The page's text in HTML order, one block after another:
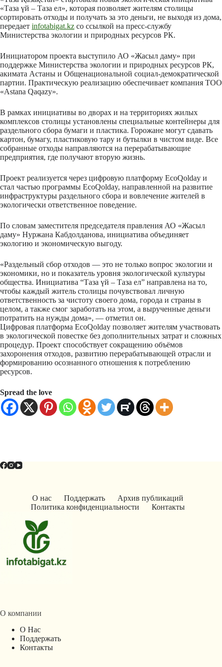
«Таза үй – Таза ел», которая позволяет жителям столицы
сортировать отходы и получать за это деньги, не выходя из дома,
передает infotabigat.kz со ссылкой на пресс-службу
Министерства экологии и природных ресурсов РК.
Инициатором проекта выступило АО «Жасыл даму» при
поддержке Министерства экологии и природных ресурсов РК,
акимата Астаны и Общенациональной социал-демократической
партии. Практическую реализацию обеспечивает компания ТОО
«Astana Qaqazy».
В рамках инициативы во дворах и на территориях жилых
комплексов столицы установлены специальные контейнеры для
раздельного сбора бумаги и пластика. Горожане могут сдавать
картон, бумагу, пластиковую тару и бутылки в чистом виде. Все
собранные отходы направляются на перерабатывающие
предприятия, где получают вторую жизнь.
Проект реализуется через цифровую платформу EcoQolday и
стал частью программы EcoQolday, направленной на развитие
инфраструктуры раздельного сбора и вовлечение жителей в
экологически ответственное поведение.
По словам заместителя председателя правления АО «Жасыл
даму» Нуржана Кабдолданова, инициатива объединяет
экологию и экономическую выгоду.
«Раздельный сбор отходов — это не только вопрос экологии и
экономики, но и показатель уровня экологической культуры
общества. Инициатива “Таза үй – Таза ел” направлена на то,
чтобы каждый житель столицы почувствовал личную
ответственность за чистоту своего дома, города и страны в
целом, а также смог заработать на этом, а вырученные деньги
потратить на нужды дома», — отметил он.
Цифровая платформа EcoQolday позволяет жителям участвовать
в экологической повестке без дополнительных затрат и сложных
процедур. Проект способствует сокращению объёмов
захоронения отходов, развитию перерабатывающей отрасли и
формированию осознанного отношения к потреблению
ресурсов.
Spread the love
О нас Поддержать
Архив публикаций
Политика конфиденциальности
Контакты
О компании
О Нас
Поддержать
Контакты